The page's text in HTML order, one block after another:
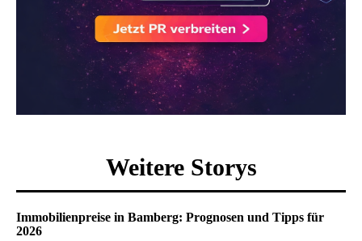
Weitere Storys
Immobilienpreise in Bamberg: Prognosen und Tipps für
2026